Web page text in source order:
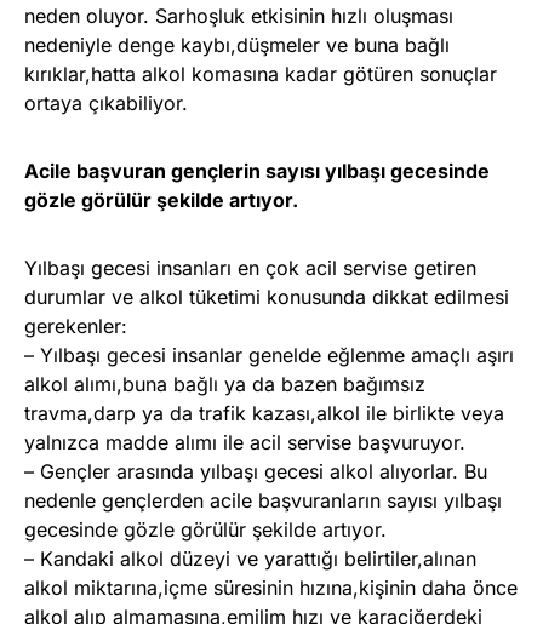
neden oluyor. Sarhoşluk etkisinin hızlı oluşması
nedeniyle denge kaybı,düşmeler ve buna bağlı
kırıklar,hatta alkol komasına kadar götüren sonuçlar
ortaya çıkabiliyor.
Acile başvuran gençlerin sayısı yılbaşı gecesinde
gözle görülür şekilde artıyor.
Yılbaşı gecesi insanları en çok acil servise getiren
durumlar ve alkol tüketimi konusunda dikkat edilmesi
gerekenler:
– Yılbaşı gecesi insanlar genelde eğlenme amaçlı aşırı
alkol alımı,buna bağlı ya da bazen bağımsız
travma,darp ya da trafik kazası,alkol ile birlikte veya
yalnızca madde alımı ile acil servise başvuruyor.
– Gençler arasında yılbaşı gecesi alkol alıyorlar. Bu
nedenle gençlerden acile başvuranların sayısı yılbaşı
gecesinde gözle görülür şekilde artıyor.
– Kandaki alkol düzeyi ve yarattığı belirtiler,alınan
alkol miktarına,içme süresinin hızına,kişinin daha önce
alkol alıp almamasına,emilim hızı ve karaciğerdeki